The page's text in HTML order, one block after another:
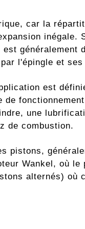
car la
inégale.
généralement
l'épingle et ses
est
une
de combustion.
pistons,
Wankel, où le
alternés) où